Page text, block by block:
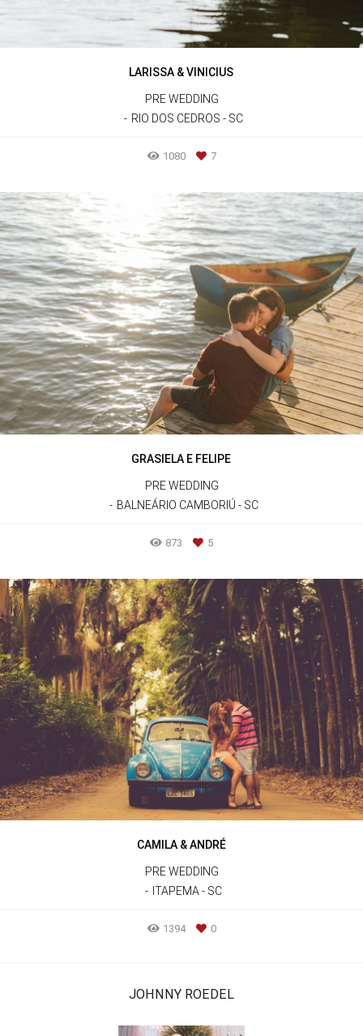
LARISSA & VINICIUS
PRE WEDDING
RIO DOS CEDROS - SC
1080 7
GRASIELA E FELIPE
PRE WEDDING
BALNEÁRIO CAMBORIÚ - SC
873 5
CAMILA & ANDRÉ
PRE WEDDING
ITAPEMA - SC
1394 0
JOHNNY ROEDEL